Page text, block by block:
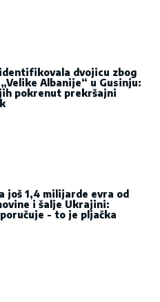
dvojicu zbog
Albanije“ u Gusinju:
pokrenut prekršajni
još 1,4 milijarde evra od
i šalje Ukrajini:
- to je pljačka